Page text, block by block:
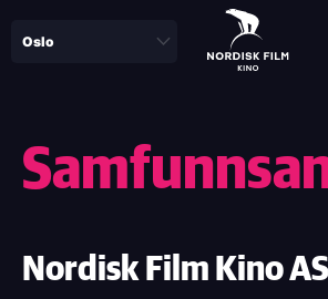
Nordisk Film Kino AS